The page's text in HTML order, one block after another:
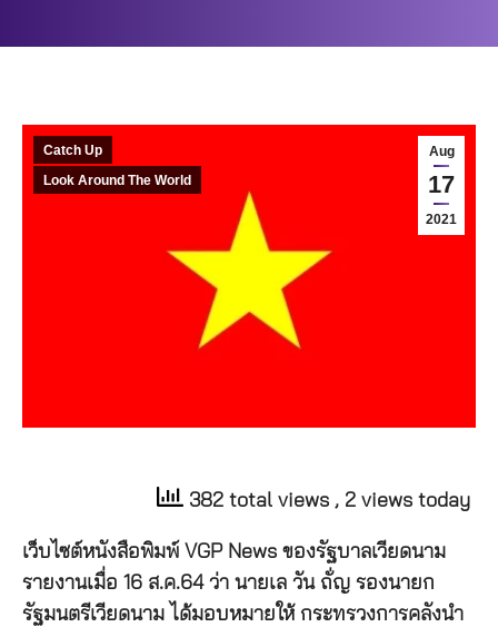
Aug
17
2021
Catch Up
Look Around The World
382 total views , 2 views today
เว็บไซต์หนังสือพิมพ์ VGP News ของรัฐบาลเวียดนาม
รายงานเมื่อ 16 ส.ค.64 ว่า นายเล วัน ถั่ญ รองนายก
รัฐมนตรีเวียดนาม ได้มอบหมายให้ กระทรวงการคลังนำ